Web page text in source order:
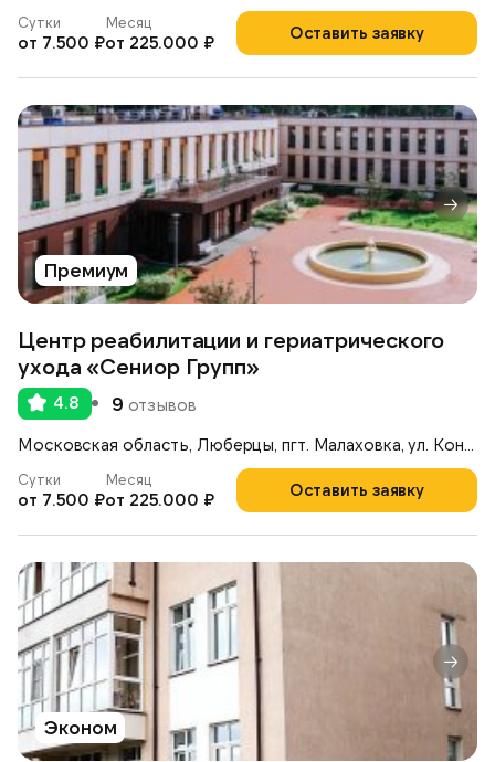
Оставить заявку
Сутки
от 7.500 ₽
Месяц
от 225.000 ₽
Премиум
Центр реабилитации и гериатрического
ухода «Сениор Групп»
4.8 9 отзывов
Оставить заявку
Сутки
от 7.500 ₽
Месяц
от 225.000 ₽
Эконом